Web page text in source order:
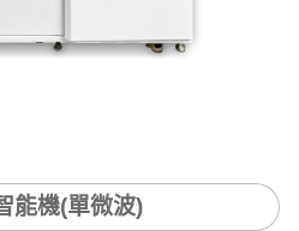
能機(單微波)